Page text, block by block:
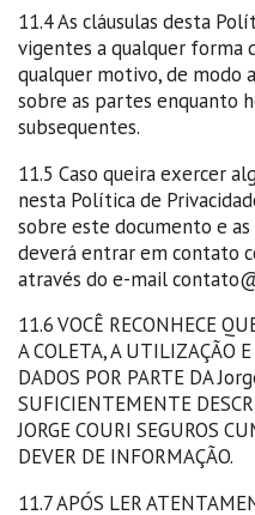
11.4 As cláusulas desta
vigentes a qualquer forma
qualquer motivo, de modo
sobre as partes enquanto
subsequentes.
11.5 Caso queira exercer
nesta Política de
sobre este documento e
deverá entrar em contato
através do e-mail
11.6 VOCÊ RECONHECE
A COLETA, A UTILIZAÇÃO
DADOS POR PARTE DA
SUFICIENTEMENTE
JORGE COURI SEGUROS
DEVER DE INFORMAÇÃO.
11.7 APÓS LER